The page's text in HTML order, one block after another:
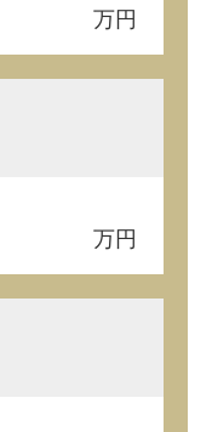
万円
万円